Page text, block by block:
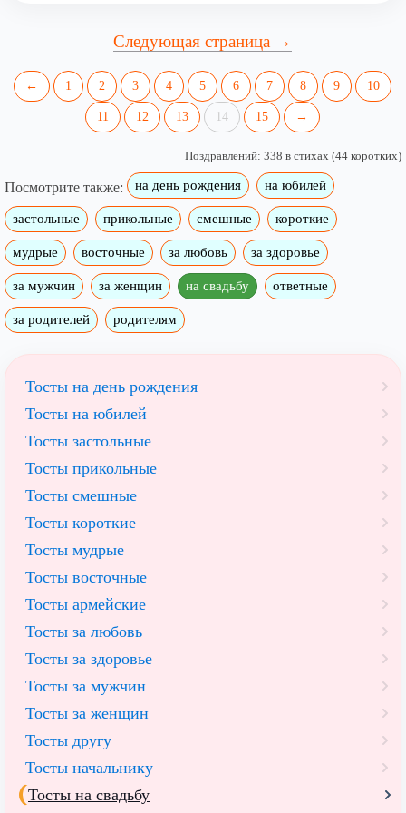
Следующая страница →
← 1 2 3 4 5 6 7 8 9 10
11 12 13 14 15 →
Поздравлений: 338 в стихах (44 коротких)
Посмотрите также: на день рождения на юбилей
застольные прикольные смешные короткие
мудрые восточные за любовь за здоровье
за мужчин за женщин на свадьбу ответные
за родителей родителям
Тосты на день рождения
Тосты на юбилей
Тосты застольные
Тосты прикольные
Тосты смешные
Тосты короткие
Тосты мудрые
Тосты восточные
Тосты армейские
Тосты за любовь
Тосты за здоровье
Тосты за мужчин
Тосты за женщин
Тосты другу
Тосты начальнику
Тосты на свадьбу